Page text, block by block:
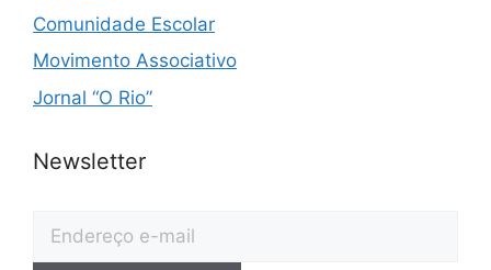
Comunidade Escolar
Movimento Associativo
Jornal “O Rio”
Newsletter